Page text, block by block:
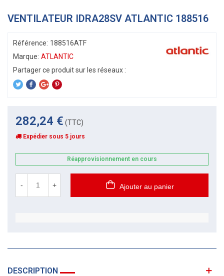
VENTILATEUR IDRA28SV ATLANTIC 188516
Référence: 188516ATF
Marque: ATLANTIC
282,24 € (TTC)
Expédier sous 5 jours
Réapprovisionnement en cours
- + Ajouter au panier
DESCRIPTION